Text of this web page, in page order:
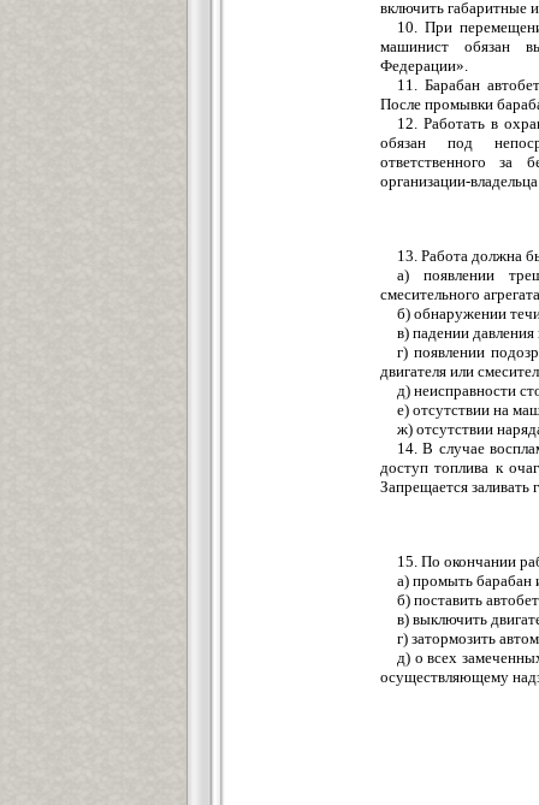
включить габаритные
10. При
машинист обязан
Федерации».
11. Барабан
После промывки
12. Работать в
обязан под
ответственного за
организации-
13. Работа должна
а) появлении
смесительного
б) обнаружении
в) падении
г) появлении
двигателя или
д) неисправности
е) отсутствии на
ж) отсутствии
14. В случае
доступ топлива к
Запрещается
15. По окончании
а) промыть барабан
б) поставить
в) выключить
г) затормозить
д) о всех
осуществляющему